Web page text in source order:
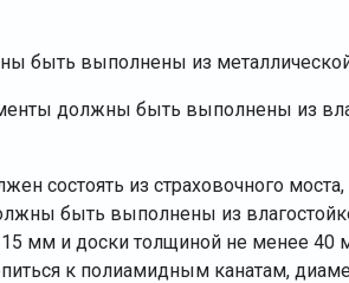
быть выполнены из
должны быть выполнены из
состоять из страховочного
быть выполнены из
мм и доски толщиной не менее
к полиамидным канатам,